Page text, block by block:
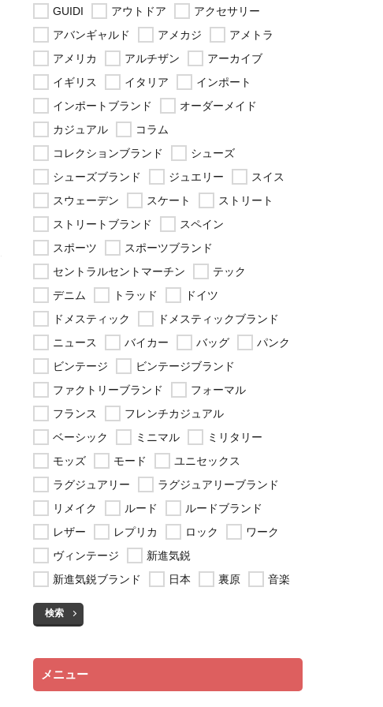
GUIDI アウトドア
アクセサリー
アバンギャルド
アメカジ
アメトラ
アメリカ
アルチザン
アーカイブ
イギリス
イタリア
インポート
インポートブランド
オーダーメイド
カジュアル
コラム
コレクションブランド
シューズ
シューズブランド
ジュエリー
スイス
スウェーデン
スケート
ストリート
ストリートブランド
スペイン
スポーツ
スポーツブランド
セントラルセントマーチン
テック
デニム
トラッド
ドイツ
ドメスティック
ドメスティックブランド
ニュース
バイカー バッグ
パンク
ビンテージ
ビンテージブランド
ファクトリーブランド
フォーマル
フランス
フレンチカジュアル
ベーシック
ミニマル
ミリタリー
モッズ
モード
ユニセックス
ラグジュアリー
ラグジュアリーブランド
リメイク
ルード
ルードブランド
レザー
レプリカ ロック
ワーク
ヴィンテージ
新進気鋭
新進気鋭ブランド
日本 裏原 音楽
検索
メニュー